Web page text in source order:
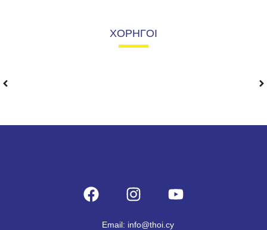
ΧΟΡΗΓΟΙ
Email: info@thoi.cy